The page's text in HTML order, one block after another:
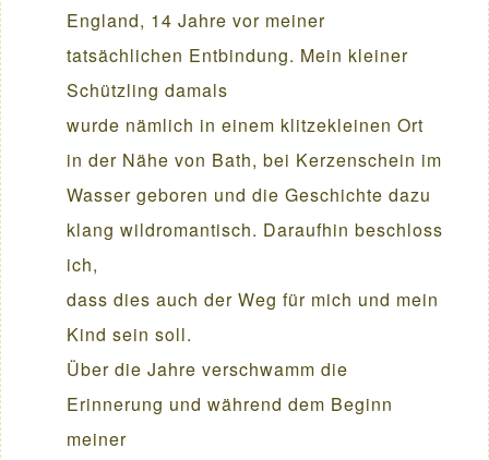
England, 14 Jahre vor meiner
tatsächlichen Entbindung. Mein kleiner
Schützling damals
wurde nämlich in einem klitzekleinen Ort
in der Nähe von Bath, bei Kerzenschein im
Wasser geboren und die Geschichte dazu
klang wildromantisch. Daraufhin beschloss
ich,
dass dies auch der Weg für mich und mein
Kind sein soll.
Über die Jahre verschwamm die
Erinnerung und während dem Beginn
meiner